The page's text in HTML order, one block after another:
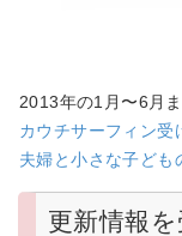
2013年の1月〜6月
カウチサーフィン
夫婦と小さな子ども
更新情報